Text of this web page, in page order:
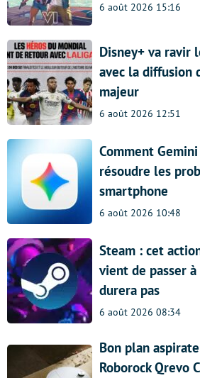
6 août 2026 15:16
Disney+ va ravir
avec la diffusion
majeur
6 août 2026 12:51
Comment
résoudre les
smartphone
6 août 2026 10:48
Steam : cet
vient de passer
durera pas
6 août 2026 08:34
Bon plan
Roborock Qrevo